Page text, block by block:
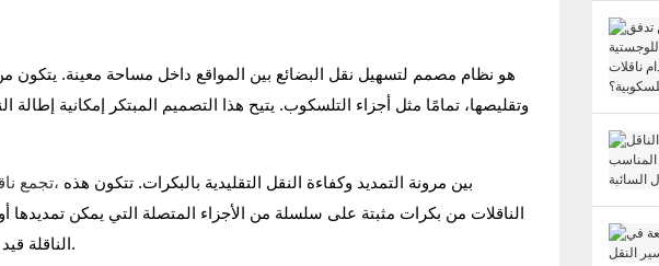
هو نظام مصمم لتسهيل نقل البضائع بين المواقع داخل مساحة معينة. يتكون
وتقليصها، تمامًا مثل أجزاء التلسكوب. يتيح هذا التصميم المبتكر إمكانية
تجمع ناقلات البكرات القابلة للتمديد، وهي نوع خاص من الناقلات القابلة للتمديد، بين مرونة التمديد وكفاءة النقل التقليدية بالبكرات. تتكون هذه
الناقلات من بكرات مثبتة على سلسلة من الأجزاء المتصلة التي يمكن
الناقلة قيد الاستخدام، أو تمديدها إلى طولها الكامل خلال ساعات الذروة التشغيلية.